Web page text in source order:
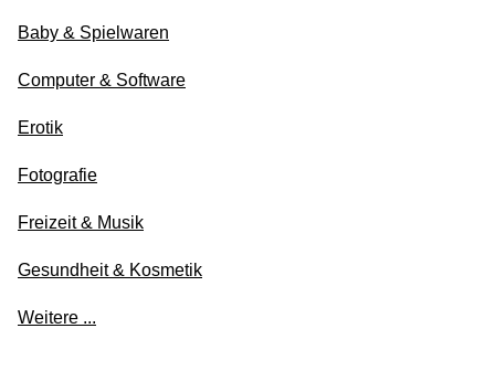
Baby & Spielwaren
Computer & Software
Erotik
Fotografie
Freizeit & Musik
Gesundheit & Kosmetik
Weitere ...